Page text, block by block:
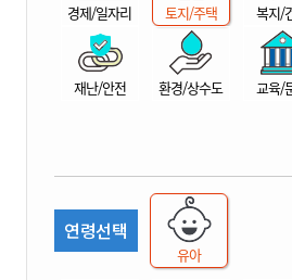
산
경제/일자리 토지/주택 복지/
재난/안전 환경/상수도 교육/
연령선택
유아